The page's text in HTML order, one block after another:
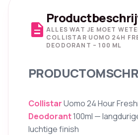
description ALLES WAT JE MOET
COLLISTAR UOMO 24H
DEODORANT – 100 ML
CollistarUomo 24 Hour
Deodorant100ml —
luchtige finish